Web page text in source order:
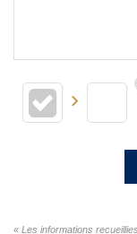
« Les informations